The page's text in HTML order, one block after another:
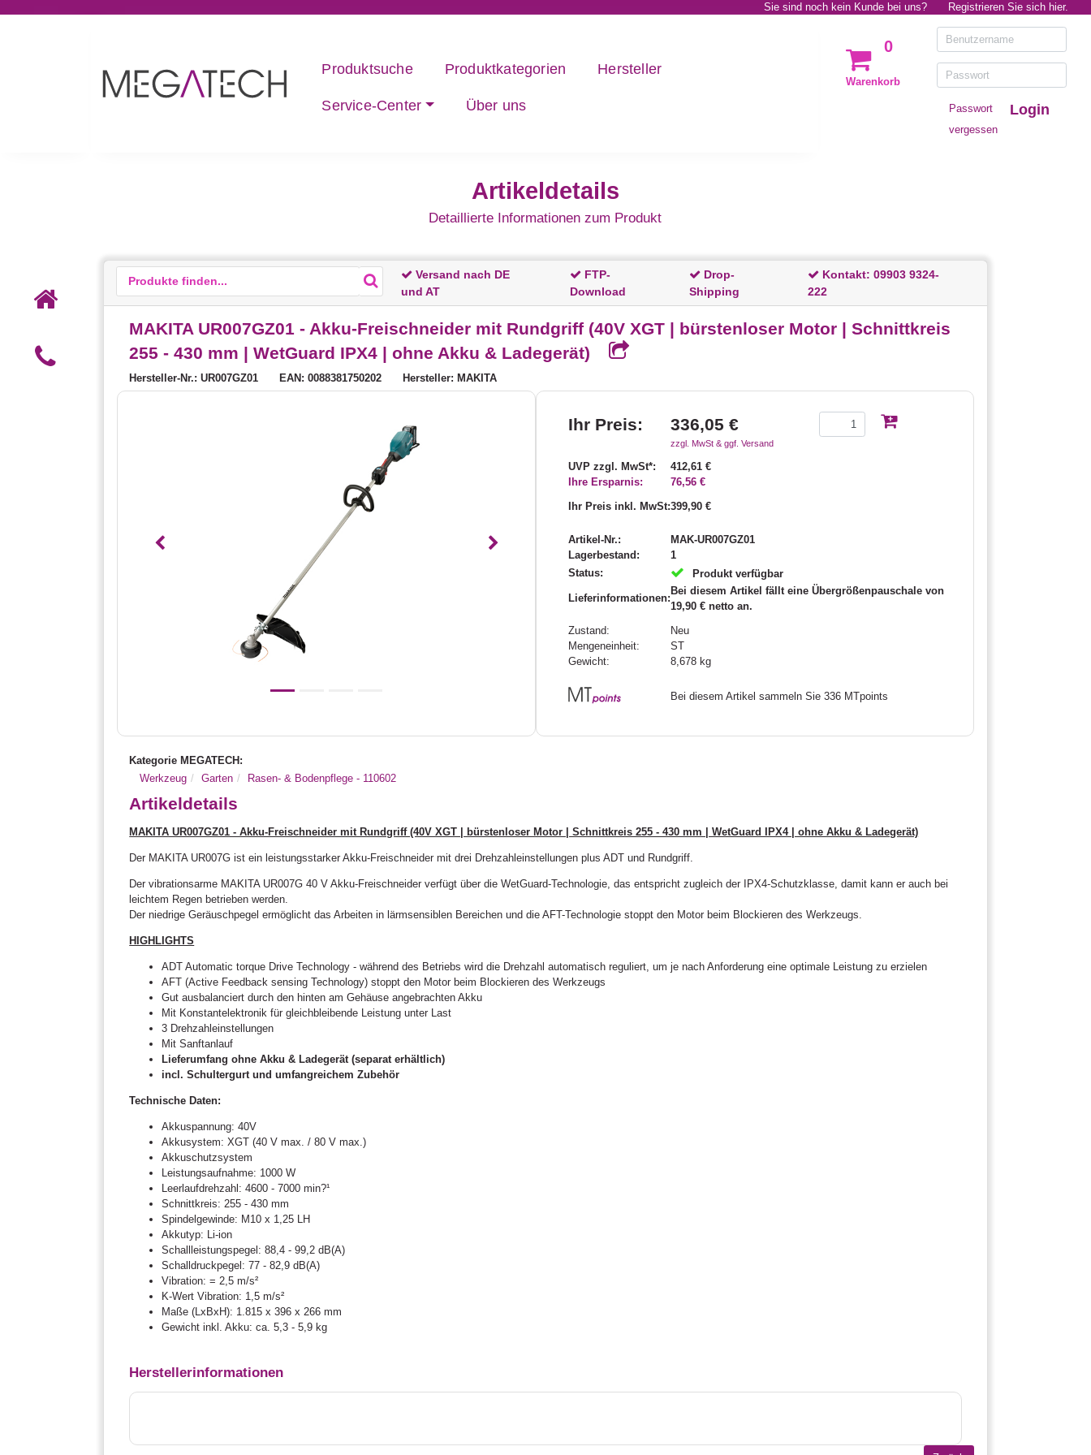
Sie sind noch kein Kunde bei uns? Registrieren Sie sich hier.
Produktsuche Produktkategorien Hersteller
Service-Center Über uns
0
Warenkorb
Passwort
vergessen
Login
Artikeldetails
Detaillierte Informationen zum Produkt
Versand nach DE
und AT
FTP-
Download
Drop-
Shipping
Kontakt:09903 9324-
222
MAKITA UR007GZ01 - Akku-Freischneider mit Rundgriff (40V XGT | bürstenloser Motor | Schnittkreis
255 - 430 mm | WetGuard IPX4 | ohne Akku & Ladegerät)
Hersteller-Nr.: UR007GZ01 EAN: 0088381750202 Hersteller: MAKITA
Vorheriges Nächstes
Ihr Preis: 336,05 €
zzgl. MwSt & ggf. Versand
UVP zzgl. MwSt*:
412,61 €
Ihre Ersparnis:
76,56 €
Ihr Preis inkl. MwSt:399,90 €
Artikel-Nr.:
MAK-UR007GZ01
Lagerbestand:
1
Status:
Produkt verfügbar
Lieferinformationen:
Bei diesem Artikel fällt eine Übergrößenpauschale von
19,90 € netto an.
Zustand:
Neu
Mengeneinheit:
ST
Gewicht:
8,678 kg
Bei diesem Artikel sammeln Sie 336 MTpoints
Kategorie MEGATECH:
Werkzeug
Garten Rasen- & Bodenpflege - 110602
Artikeldetails
MAKITA UR007GZ01 - Akku-Freischneider mit Rundgriff (40V XGT | bürstenloser Motor | Schnittkreis 255 - 430 mm | WetGuard IPX4 | ohne Akku & Ladegerät)
Der MAKITA UR007G ist ein leistungsstarker Akku-Freischneider mit drei Drehzahleinstellungen plus ADT und Rundgriff.
Der vibrationsarme MAKITA UR007G 40 V Akku-Freischneider verfügt über die WetGuard-Technologie, das entspricht zugleich der IPX4-Schutzklasse, damit kann er auch bei
leichtem Regen betrieben werden.
Der niedrige Geräuschpegel ermöglicht das Arbeiten in lärmsensiblen Bereichen und die AFT-Technologie stoppt den Motor beim Blockieren des Werkzeugs.
HIGHLIGHTS
ADT Automatic torque Drive Technology - während des Betriebs wird die Drehzahl automatisch reguliert, um je nach Anforderung eine optimale Leistung zu erzielen
AFT (Active Feedback sensing Technology) stoppt den Motor beim Blockieren des Werkzeugs
Gut ausbalanciert durch den hinten am Gehäuse angebrachten Akku
Mit Konstantelektronik für gleichbleibende Leistung unter Last
3 Drehzahleinstellungen
Mit Sanftanlauf
Lieferumfang ohne Akku & Ladegerät (separat erhältlich)
incl. Schultergurt und umfangreichem Zubehör
Technische Daten:
Akkuspannung: 40V
Akkusystem: XGT (40 V max. / 80 V max.)
Akkuschutzsystem
Leistungsaufnahme: 1000 W
Leerlaufdrehzahl: 4600 - 7000 min?¹
Schnittkreis: 255 - 430 mm
Spindelgewinde: M10 x 1,25 LH
Akkutyp: Li-ion
Schallleistungspegel: 88,4 - 99,2 dB(A)
Schalldruckpegel: 77 - 82,9 dB(A)
Vibration: = 2,5 m/s²
K-Wert Vibration: 1,5 m/s²
Maße (LxBxH): 1.815 x 396 x 266 mm
Gewicht inkl. Akku: ca. 5,3 - 5,9 kg
Herstellerinformationen